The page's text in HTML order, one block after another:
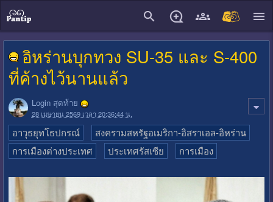
อิหร่านบุกทวง SU-35 และ S-400
ที่ค้างไว้นานแล้ว
Login สุดท้าย
28 เมษายน 2569 เวลา 20:36:44 น.
อาวุธยุทโธปกรณ์
สงครามสหรัฐอเมริกา-อิสราเอล-อิหร่าน
การเมืองต่างประเทศ
ประเทศรัสเซีย การเมือง
close